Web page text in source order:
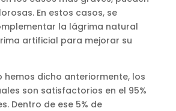
En estos casos, se
la lágrima natural
artificial para mejorar su
hemos dicho anteriormente, los
son satisfactorios en el 95%
Dentro de ese 5% de